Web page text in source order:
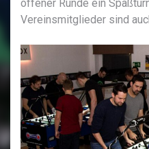
offener Runde ein
Vereinsmitglieder sind